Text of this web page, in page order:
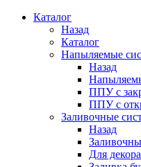
Каталог
Назад
Каталог
Напыляемые
Назад
ППУ с
ППУ с
Заливочные
Назад
Для